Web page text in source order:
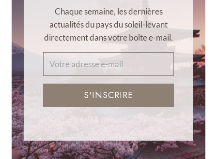
Chaque semaine, les dernières
actualités du pays du soleil-levant
directement dans votre boîte e-mail.
S'INSCRIRE